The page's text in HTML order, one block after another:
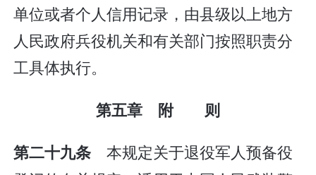
单位或者个人信用记录，由县级以上地方
人民政府兵役机关和有关部门按照职责分
工具体执行。
第五章 附 则
第二十九条 本规定关于退役军人预备役